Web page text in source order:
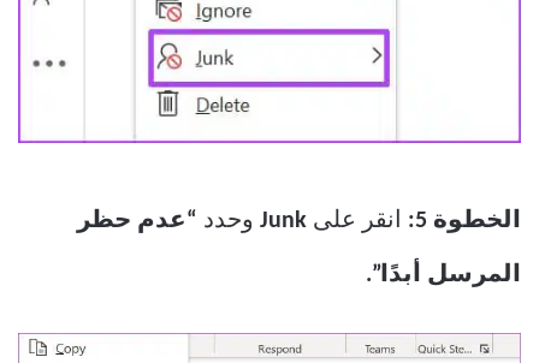
الخطوة 5: انقر على Junk وحدد “عدم حظر
المرسل أبدًا”.